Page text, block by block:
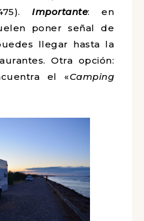
dejamos el link
de google y
de
de prohibido y
hasta la altura de
Otra opción: muy
el «Camping Monto